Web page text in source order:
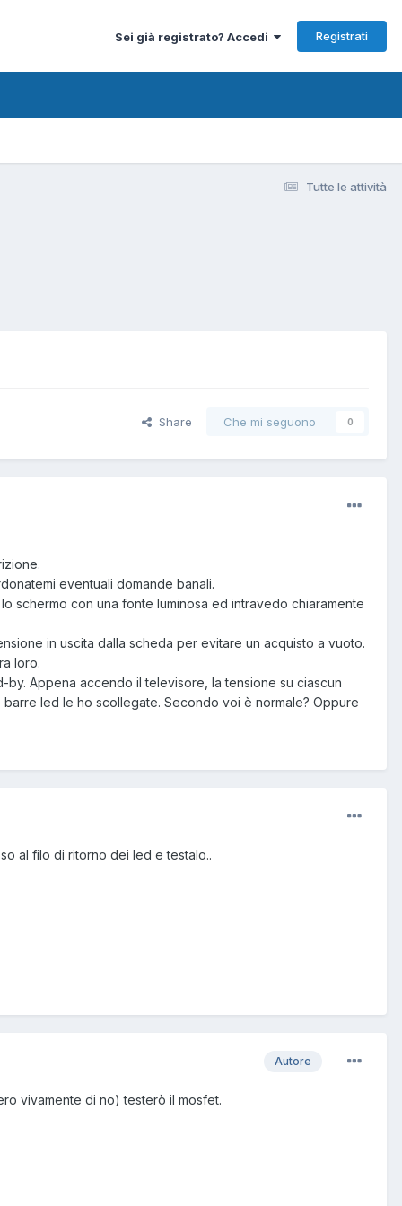
Sei già registrato? Accedi Registrati
Tutte le attività
Share Che mi seguono 0
eventuali domande banali.
schermo con una fonte luminosa ed intravedo chiaramente
in uscita dalla scheda per evitare un acquisto a vuoto.
loro.
Appena accendo il televisore, la tensione su ciascun
led le ho scollegate. Secondo voi è normale? Oppure
al filo di ritorno dei led e testalo..
Autore
vivamente di no) testerò il mosfet.